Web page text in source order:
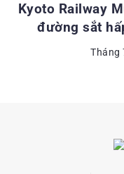
Kyoto Railway
đường sắt
Tháng